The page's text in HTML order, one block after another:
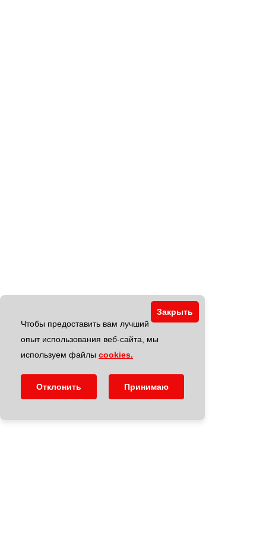
Закрыть
Чтобы предоставить вам лучший
опыт использования веб-сайта, мы
используем файлы cookies.
Отклонить Принимаю